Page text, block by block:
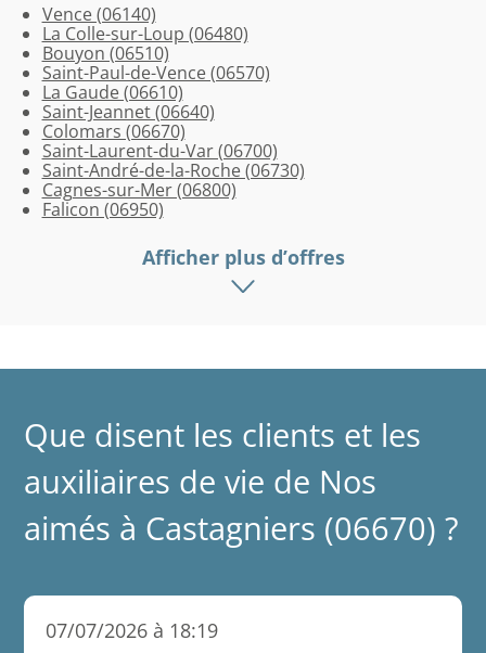
Vence (06140)
La Colle-sur-Loup (06480)
Bouyon (06510)
Saint-Paul-de-Vence (06570)
La Gaude (06610)
Saint-Jeannet (06640)
Colomars (06670)
Saint-Laurent-du-Var (06700)
Saint-André-de-la-Roche (06730)
Cagnes-sur-Mer (06800)
Falicon (06950)
Afficher plus d’offres
Que disent les clients et les
auxiliaires de vie de Nos
aimés à Castagniers (06670) ?
07/07/2026 à 18:19